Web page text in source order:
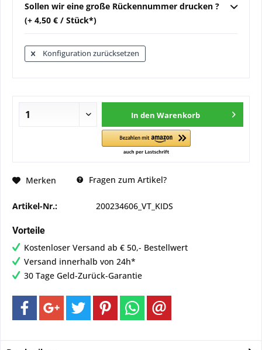
Sollen wir eine große Rückennummer drucken ?
(+ 4,50 € / Stück*)
Konfiguration zurücksetzen
In den Warenkorb
Merken Fragen zum Artikel?
Artikel-Nr.: 200234606_VT_KIDS
Vorteile
Kostenloser Versand ab € 50,- Bestellwert
Versand innerhalb von 24h*
30 Tage Geld-Zurück-Garantie